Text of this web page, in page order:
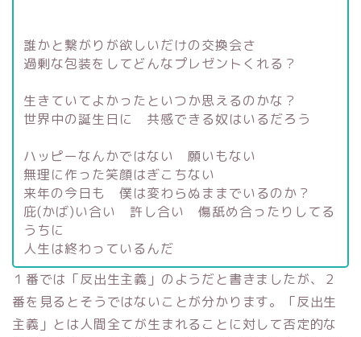
誰かと繋がりが欲しいだけの交換会さ
過剰な包装をしてどんなプレゼントくれる？
生きていてよかったといつか思えるのかな？
世界中の誕生日に 共感できる奴はいるだろう
ハッピーなんかではない 願いもない
無理に作った笑顔はぎこちない
来年の今日も 僕は変わらぬままでいるのか？
庇(かば)い合い 許し合い 傷舐め合ったりしてる
うちに
人生は終わっているんだ
１番では「反出生主義」のようだと書きましたが、２
番を見るとそうではないことが分かります。「反出生
主義」とは人間全てが生まれることに対して否定的な